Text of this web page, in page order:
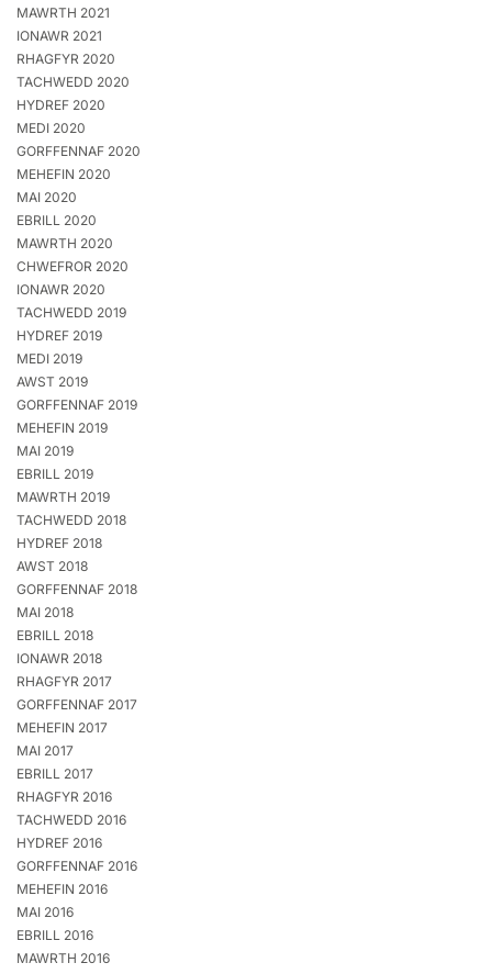
MAWRTH 2021
IONAWR 2021
RHAGFYR 2020
TACHWEDD 2020
HYDREF 2020
MEDI 2020
GORFFENNAF 2020
MEHEFIN 2020
MAI 2020
EBRILL 2020
MAWRTH 2020
CHWEFROR 2020
IONAWR 2020
TACHWEDD 2019
HYDREF 2019
MEDI 2019
AWST 2019
GORFFENNAF 2019
MEHEFIN 2019
MAI 2019
EBRILL 2019
MAWRTH 2019
TACHWEDD 2018
HYDREF 2018
AWST 2018
GORFFENNAF 2018
MAI 2018
EBRILL 2018
IONAWR 2018
RHAGFYR 2017
GORFFENNAF 2017
MEHEFIN 2017
MAI 2017
EBRILL 2017
RHAGFYR 2016
TACHWEDD 2016
HYDREF 2016
GORFFENNAF 2016
MEHEFIN 2016
MAI 2016
EBRILL 2016
MAWRTH 2016